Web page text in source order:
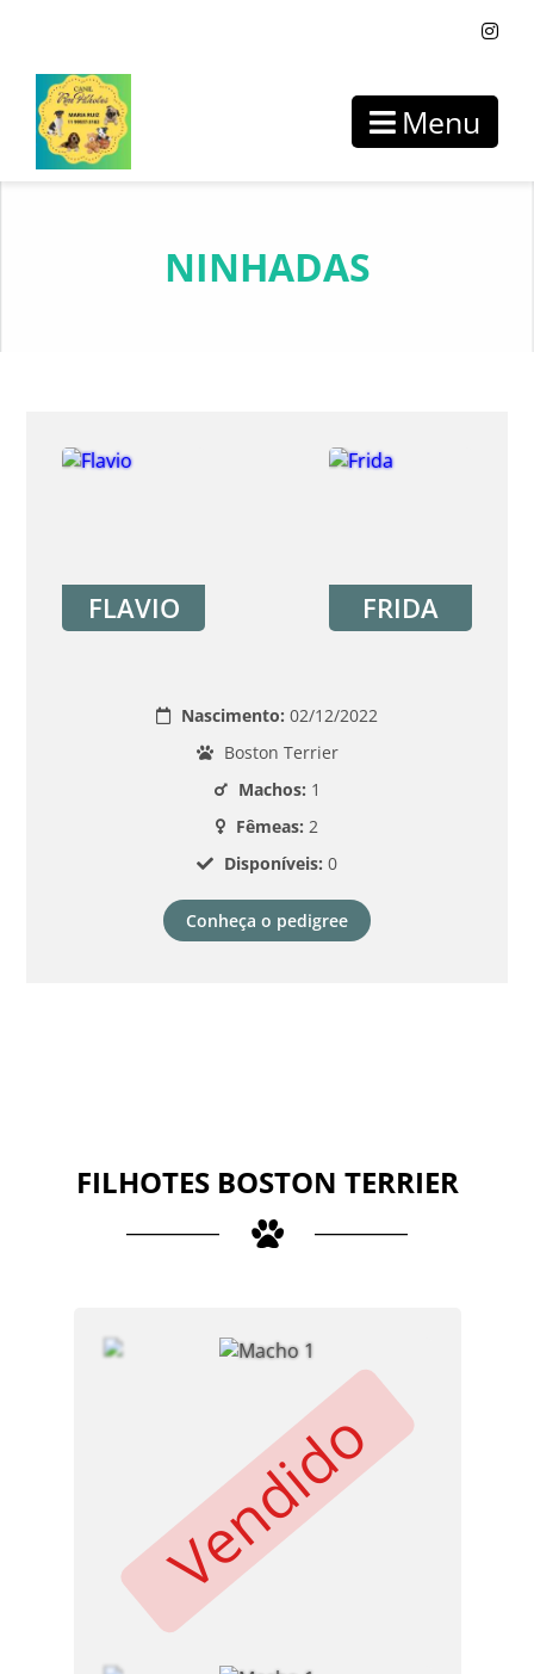
Menu
NINHADAS
FLAVIO FRIDA
Nascimento: 02/12/2022
Boston Terrier
Machos: 1
Fêmeas: 2
Disponíveis: 0
Conheça o pedigree
FILHOTES BOSTON TERRIER
Vendido